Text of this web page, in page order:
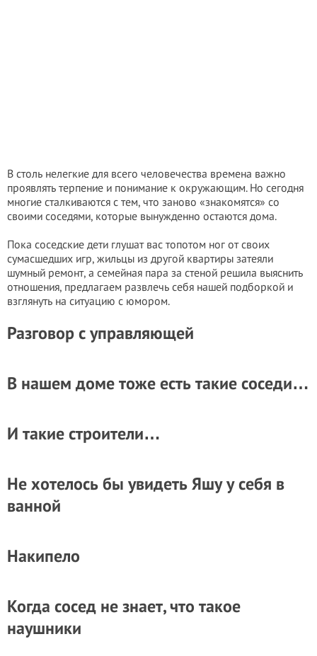
В столь нелегкие для всего человечества времена важно
проявлять терпение и понимание к окружающим. Но сегодня
многие сталкиваются с тем, что заново «знакомятся» со
своими соседями, которые вынужденно остаются дома.
Пока соседские дети глушат вас топотом ног от своих
сумасшедших игр, жильцы из другой квартиры затеяли
шумный ремонт, а семейная пара за стеной решила выяснить
отношения, предлагаем развлечь себя нашей подборкой и
взглянуть на ситуацию с юмором.
Разговор с управляющей
В нашем доме тоже есть такие соседи…
И такие строители…
Не хотелось бы увидеть Яшу у себя в
ванной
Накипело
Когда сосед не знает, что такое
наушники